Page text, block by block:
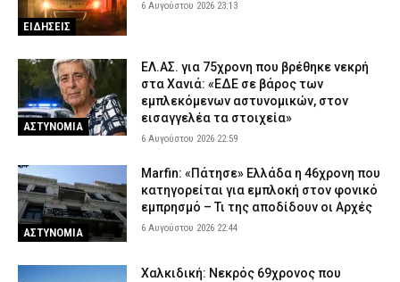
Χαλκιδική: Πυροσβέστες έσβησαν μέσα σε 15 λεπτά φωτιά στο
Πόρτο Καρράς
ΕΙΔΗΣΕΙΣ 6 Αυγούστου 2026 16:50
Meteo: Πότε αρχίζει η περίοδος των δασικών πυρκαγιών στην
Ελλάδα – Οι έξι πιο επικίνδυνες εβδομάδες του έτους
ΕΙΔΗΣΕΙΣ 6 Αυγούστου 2026 16:37
Δυτική Μάνη: Συνελήφθη 27χρονος την ώρα που παραλάμβανε
δέμα με κάνναβη
ΑΣΤΥΝΟΜΙΑ 6 Αυγούστου 2026 16:25
ΕΙΔΗΣΕΙΣ
6 Αυγούστου 2026 23:13
ΑΣΤΥΝΟΜΙΑ
ΕΛ.ΑΣ. για 75χρονη που βρέθηκε νεκρή
στα Χανιά: «ΕΔΕ σε βάρος των
εμπλεκόμενων αστυνομικών, στον
εισαγγελέα τα στοιχεία»
6 Αυγούστου 2026 22:59
ΑΣΤΥΝΟΜΙΑ
Marfin: «Πάτησε» Ελλάδα η 46χρονη που
κατηγορείται για εμπλοκή στον φονικό
εμπρησμό – Τι της αποδίδουν οι Αρχές
6 Αυγούστου 2026 22:44
Χαλκιδική: Νεκρός 69χρονος που